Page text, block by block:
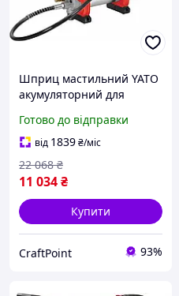
Шприц мастильний YATO
акумуляторний для
600 см3 18V 62MPa з
гнучким аплікатором 76
см
Готово до відправки
від 1839₴/міс
11 034₴
22 068 ₴
Купити
CraftPoint 93%